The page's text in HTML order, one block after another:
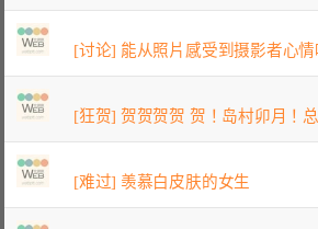
[讨论] 能从照片感受到摄影者心情
[狂贺] 贺贺贺贺 贺！岛村卯月！
[难过] 羡慕白皮肤的女生